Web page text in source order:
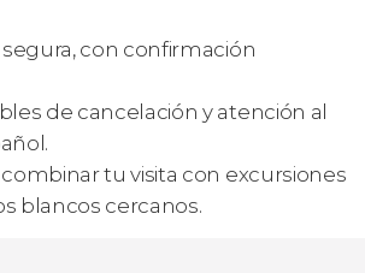
segura, con confirmación
de cancelación y atención al
tu visita con excursiones
blancos cercanos.